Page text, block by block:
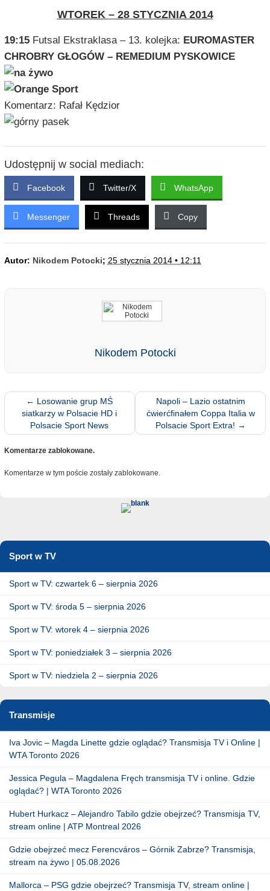
WTOREK – 28 STYCZNIA 2014
19:15Futsal Ekstraklasa – 13. kolejka: EUROMASTER
CHROBRY GŁOGÓW – REMEDIUM PYSKOWICE
Komentarz: Rafał Kędzior
Udostępnij w social mediach:
Facebook Twitter/X WhatsApp
Messenger Threads Copy
Autor: Nikodem Potocki; 25 stycznia 2014 • 12:11
Nikodem Potocki
← Losowanie grup MŚ
siatkarzy w Polsacie HD i
Polsacie Sport News
Napoli – Lazio ostatnim
ćwierćfinałem Coppa Italia w
Polsacie Sport Extra! →
Komentarze zablokowane.
Komentarze w tym poście zostały zablokowane.
Sport w TV
Sport w TV: czwartek 6 – sierpnia 2026
Sport w TV: środa 5 – sierpnia 2026
Sport w TV: wtorek 4 – sierpnia 2026
Sport w TV: poniedziałek 3 – sierpnia 2026
Sport w TV: niedziela 2 – sierpnia 2026
Transmisje
Iva Jovic – Magda Linette gdzie oglądać? Transmisja TV i Online |
WTA Toronto 2026
Jessica Pegula – Magdalena Fręch transmisja TV i online. Gdzie
oglądać? | WTA Toronto 2026
Hubert Hurkacz – Alejandro Tabilo gdzie obejrzeć? Transmisja TV,
stream online | ATP Montreal 2026
Gdzie obejrzeć mecz Ferencváros – Górnik Zabrze? Transmisja,
stream na żywo | 05.08.2026
Mallorca – PSG gdzie obejrzeć? Transmisja TV, stream online |